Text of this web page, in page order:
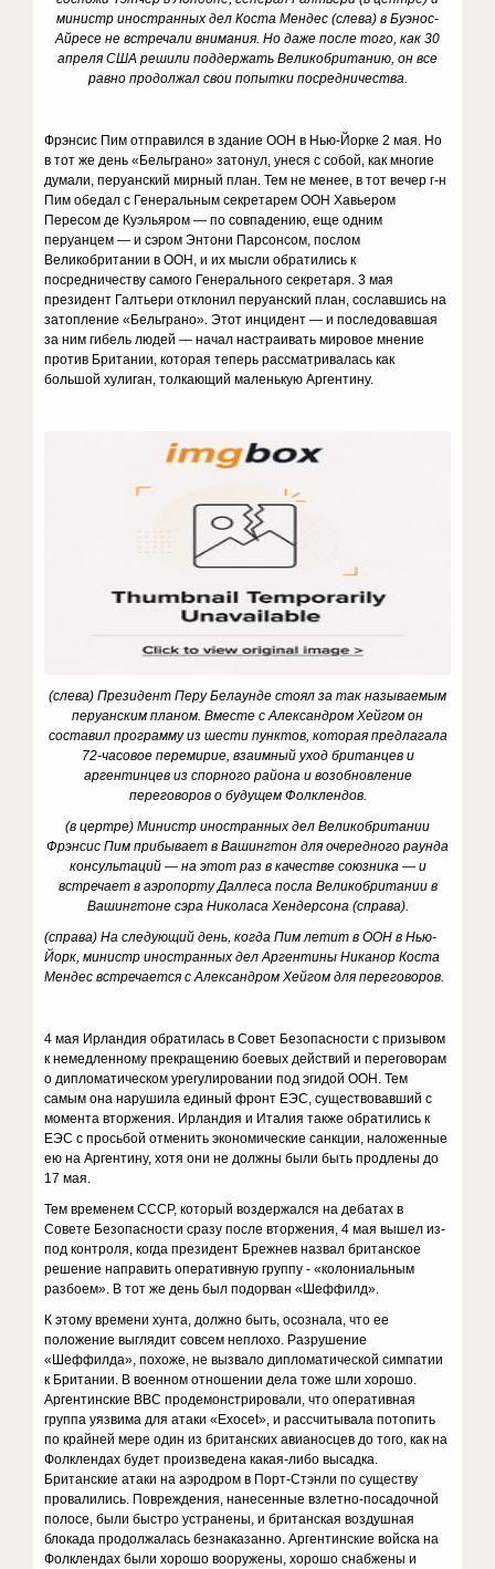
министр иностранных дел Коста Мендес (слева) в Буэнос-
Айресе не встречали внимания. Но даже после того, как 30
апреля США решили поддержать Великобританию, он все
равно продолжал свои попытки посредничества.
Фрэнсис Пим отправился в здание ООН в Нью-Йорке 2 мая. Но
в тот же день «Бельграно» затонул, унеся с собой, как многие
думали, перуанский мирный план. Тем не менее, в тот вечер г-н
Пим обедал с Генеральным секретарем ООН Хавьером
Пересом де Куэльяром — по совпадению, еще одним
перуанцем — и сэром Энтони Парсонсом, послом
Великобритании в ООН, и их мысли обратились к
посредничеству самого Генерального секретаря. 3 мая
президент Галтьери отклонил перуанский план, сославшись на
затопление «Бельграно». Этот инцидент — и последовавшая
за ним гибель людей — начал настраивать мировое мнение
против Британии, которая теперь рассматривалась как
большой хулиган, толкающий маленькую Аргентину.
(слева) Президент Перу Белаунде стоял за так называемым
перуанским планом. Вместе с Александром Хейгом он
составил программу из шести пунктов, которая предлагала
72-часовое перемирие, взаимный уход британцев и
аргентинцев из спорного района и возобновление
переговоров о будущем Фолклендов.
(в цертре) Министр иностранных дел Великобритании
Фрэнсис Пим прибывает в Вашингтон для очередного раунда
консультаций — на этот раз в качестве союзника — и
встречает в аэропорту Даллеса посла Великобритании в
Вашингтоне сэра Николаса Хендерсона (справа).
(справа) На следующий день, когда Пим летит в ООН в Нью-
Йорк, министр иностранных дел Аргентины Никанор Коста
Мендес встречается с Александром Хейгом для переговоров.
4 мая Ирландия обратилась в Совет Безопасности с призывом
к немедленному прекращению боевых действий и переговорам
о дипломатическом урегулировании под эгидой ООН. Тем
самым она нарушила единый фронт ЕЭС, существовавший с
момента вторжения. Ирландия и Италия также обратились к
ЕЭС с просьбой отменить экономические санкции, наложенные
ею на Аргентину, хотя они не должны были быть продлены до
17 мая.
Тем временем СССР, который воздержался на дебатах в
Совете Безопасности сразу после вторжения, 4 мая вышел из-
под контроля, когда президент Брежнев назвал британское
решение направить оперативную группу - «колониальным
разбоем». В тот же день был подорван «Шеффилд».
К этому времени хунта, должно быть, осознала, что ее
положение выглядит совсем неплохо. Разрушение
«Шеффилда», похоже, не вызвало дипломатической симпатии
к Британии. В военном отношении дела тоже шли хорошо.
Аргентинские ВВС продемонстрировали, что оперативная
группа уязвима для атаки «Exocet», и рассчитывала потопить
по крайней мере один из британских авианосцев до того, как на
Фолклендах будет произведена какая-либо высадка.
Британские атаки на аэродром в Порт-Стэнли по существу
провалились. Повреждения, нанесенные взлетно-посадочной
полосе, были быстро устранены, и британская воздушная
блокада продолжалась безнаказанно. Аргентинские войска на
Фолклендах были хорошо вооружены, хорошо снабжены и